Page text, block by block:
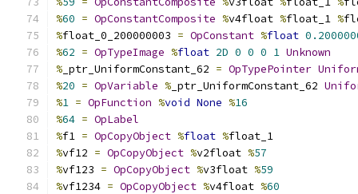
%60 = OpConstantComposite %v4float %float_1 %
%float_0_200000003 = OpConstant %float
%62 = OpTypeImage %float 2D 0 0 0 1 Unknown
% _ptr_UniformConstant_62 = OpTypePointer
%20 = OpVariable % _ptr_UniformConstant_62
%1 = OpFunction %void None %16
%64 = OpLabel
%f1 = OpCopyObject %float %float_1
%vf12 = OpCopyObject %v2float %57
%vf123 = OpCopyObject %v3float %59
%vf1234 = OpCopyObject %v4float %60